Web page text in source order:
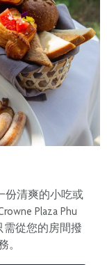
份清爽的小吃或
Plaza Phu
需從您的房間撥
。